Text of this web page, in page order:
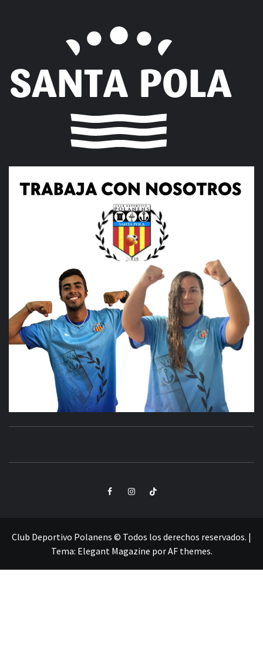
CLUB
DEPORTIVO
ElementoElementoElemento
Club Deportivo Polanens © Todos los derechos reservados. |
Tema: Elegant Magazine porAF themes.